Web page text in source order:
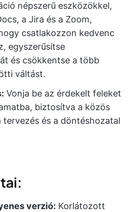
népszerű eszközökkel,
a Jira és a Zoom,
csatlakozzon kedvenc
egyszerűsítse
és csökkentse a több
váltást.
Vonja be az érdekelt feleket
biztosítva a közös
tervezés és a döntéshozatal
verzió: Korlátozott